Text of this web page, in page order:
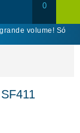
0
volume! Só